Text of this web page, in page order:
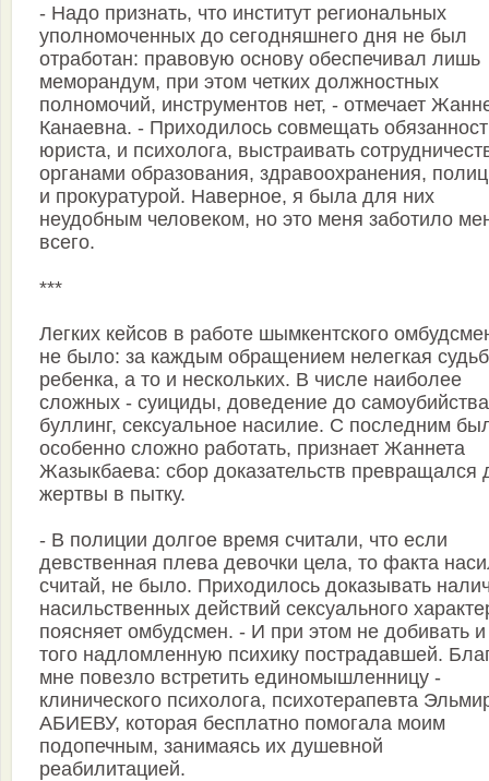
- Надо признать, что институт региональных
уполномоченных до сегодняшнего дня не был
отработан: правовую основу обеспечивал лишь
меморандум, при этом четких должностных
полномочий, инструментов нет, - отмечает
Канаевна. - Приходилось совмещать
юриста, и психолога, выстраивать
органами образования, здравоохранения,
и прокуратурой. Наверное, я была для них
неудобным человеком, но это меня заботило
всего.
***
Легких кейсов в работе шымкентского
не было: за каждым обращением нелегкая
ребенка, а то и нескольких. В числе наиболее
сложных - суициды, доведение до
буллинг, сексуальное насилие. С последним
особенно сложно работать, признает Жаннета
Жазыкбаева: сбор доказательств превращался
жертвы в пытку.
- В полиции долгое время считали, что если
девственная плева девочки цела, то факта
считай, не было. Приходилось доказывать
насильственных действий сексуального
поясняет омбудсмен. - И при этом не добивать и
того надломленную психику пострадавшей.
мне повезло встретить единомышленницу -
клинического психолога, психотерапевта
АБИЕВУ, которая бесплатно помогала моим
подопечным, занимаясь их душевной
реабилитацией.